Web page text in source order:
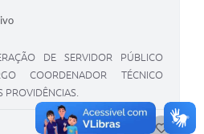
VISUALIZARBAIXAR
G
DE SERVIDOR PÚBLICO
COORDENADOR TÉCNICO
PROVIDÊNCIAS.